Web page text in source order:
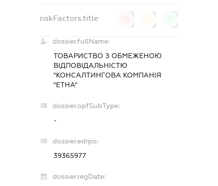
riskFactors.title
dossier.fullName:
ТОВАРИСТВО З ОБМЕЖЕНОЮ
ВІДПОВІДАЛЬНІСТЮ
"КОНСАЛТИНГОВА КОМПАНІЯ
"ЕТНА"
dossier.opfSubType:
-
dossier.edrpo:
39365977
dossier.regDate: